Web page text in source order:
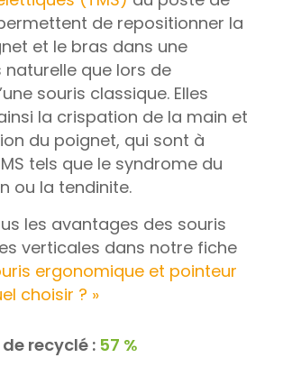
de repositionner la
et le bras dans une
que lors de
souris classique. Elles
la crispation de la main et
du poignet, qui sont à
tels que le syndrome du
ou la tendinite.
les avantages des souris
verticales dans notre fiche
ergonomique et pointeur
choisir ? »
recyclé : 57 %